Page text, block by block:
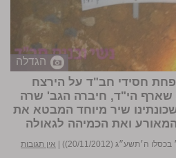
הגדלה
חסידי חב"ד על הירצח
שארף הי"ד, חיברה הגב' שרה
שיר מיוחד המבטא את
ואת הכמיהה לגאולה
ה׳תשע״ג (20/11/2012)) אין תגובות